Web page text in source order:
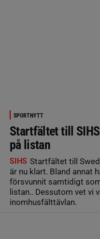
SPORTNYTT
Startfältet till
på listan
SIHS Startfältet till
är nu klart. Bland annat
försvunnit samtidigt
listan.. Dessutom vet vi
inomhusfälttävlan.